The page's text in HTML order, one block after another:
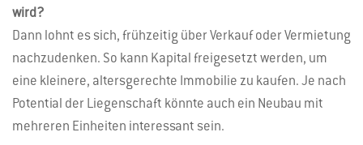
wird?
Dann lohnt es sich, frühzeitig über Verkauf oder Vermietung
nachzudenken. So kann Kapital freigesetzt werden, um
eine kleinere, altersgerechte Immobilie zu kaufen. Je nach
Potential der Liegenschaft könnte auch ein Neubau mit
mehreren Einheiten interessant sein.